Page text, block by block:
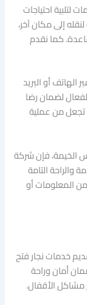
احتياجات
إلى مكان آخر،
كما نقدم
الهاتف أو البريد
لضمان رضا
تجعل من عملية
الخيمة، فإن شركة
والراحة التامة
من المعلومات أو
خدمات نجار فتح
أمان وراحة
مشاكل الأقفال.